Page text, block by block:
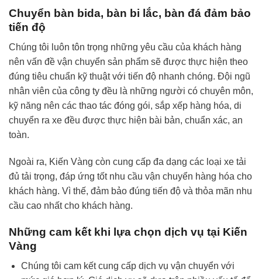
Chuyển bàn bida, bàn bi lắc, bàn đá đảm bảo
tiến độ
Chúng tôi luôn tôn trọng những yêu cầu của khách hàng
nên vấn đề vận chuyển sản phẩm sẽ được thực hiện theo
đúng tiêu chuẩn kỹ thuật với tiến độ nhanh chóng. Đội ngũ
nhân viên của công ty đều là những người có chuyên môn,
kỹ năng nên các thao tác đóng gói, sắp xếp hàng hóa, di
chuyển ra xe đều được thực hiện bài bản, chuẩn xác, an
toàn.
Ngoài ra, Kiến Vàng còn cung cấp đa dạng các loại xe tải
đủ tải trọng, đáp ứng tốt nhu cầu vận chuyển hàng hóa cho
khách hàng. Vì thế, đảm bảo đúng tiến độ và thỏa mãn nhu
cầu cao nhất cho khách hàng.
Những cam kết khi lựa chọn dịch vụ tại Kiến
Vàng
Chúng tôi cam kết cung cấp dịch vụ vận chuyển với